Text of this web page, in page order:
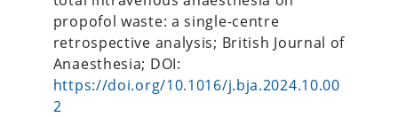
propofol waste: a single-centre
retrospective analysis; British Journal of
Anaesthesia; DOI:
https://doi.org/10.1016/j.bja.2024.10.00
2